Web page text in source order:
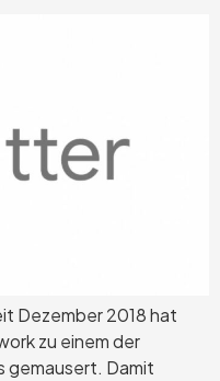
Dezember 2018 hat
zu einem der
Damit